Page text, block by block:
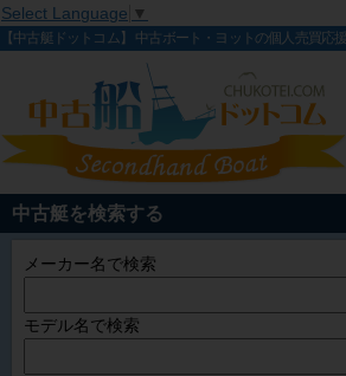
Select Language ▼
【中古艇ドットコム】 中古ボート・ヨットの個人売買応
中古艇を検索する
メーカー名で検索
モデル名で検索